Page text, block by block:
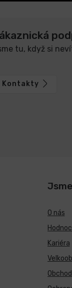
tu, když si
Kontakty
O nás
Kariéra